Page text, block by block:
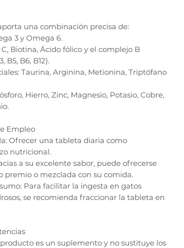
una combinación precisa de:
3 y Omega 6.
C, Biotina, Ácido fólico y el complejo B
B5, B6, B12).
Taurina, Arginina, Metionina, Triptófano
Hierro, Zinc, Magnesio, Potasio, Cobre,
Empleo
Ofrecer una tableta diaria como
nutricional.
a su excelente sabor, puede ofrecerse
premio o mezclada con su comida.
Para facilitar la ingesta en gatos
se recomienda fraccionar la tableta en
es un suplemento y no sustituye los